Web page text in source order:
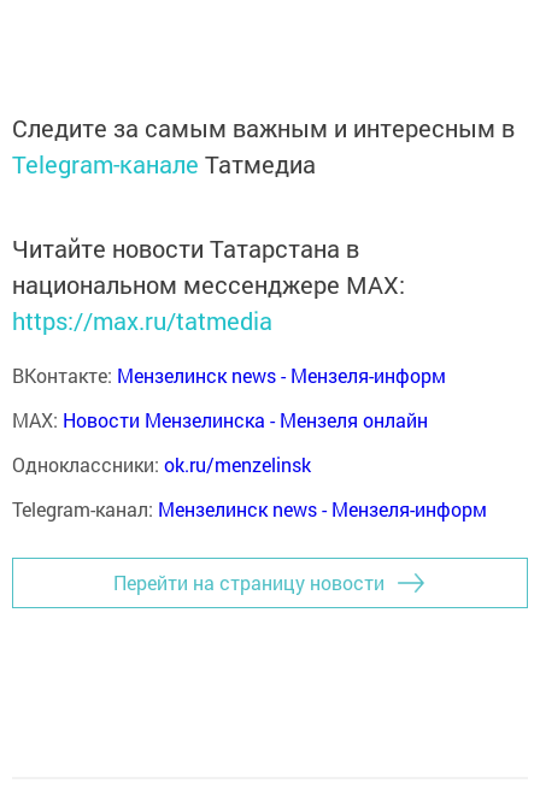
Следите за самым важным и интересным в
Telegram-канале Татмедиа
Читайте новости Татарстана в
национальном мессенджере MАХ:
https://max.ru/tatmedia
ВКонтакте: Мензелинск news - Мензеля-информ
MAX: Новости Мензелинска - Мензеля онлайн
Одноклассники: ok.ru/menzelinsk
Telegram-канал: Мензелинск news - Мензеля-информ
Перейти на страницу новости